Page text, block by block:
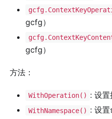
gcfg）
gcfg）
方法：
WithOperation() : 设
WithNamespace() : 设